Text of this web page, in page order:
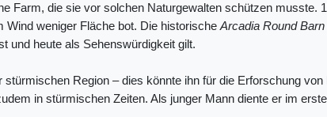
Farm, die sie vor solchen Naturgewalten schützen musste.
Wind weniger Fläche bot. Die historische Arcadia Round Barn
und heute als Sehenswürdigkeit gilt.
Region – dies könnte ihn für die Erforschung von
in stürmischen Zeiten. Als junger Mann diente er im